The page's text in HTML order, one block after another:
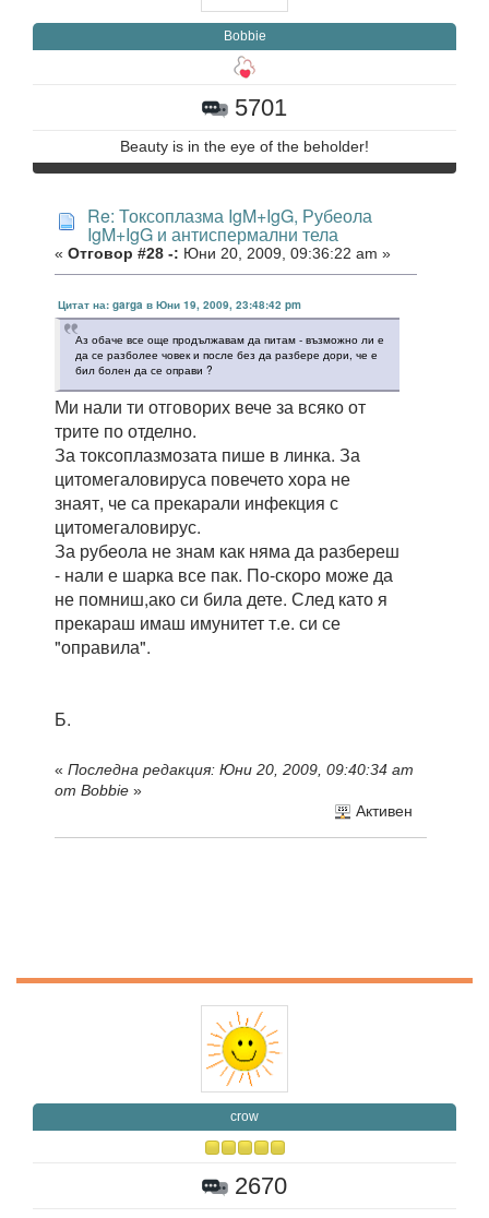
Bobbie
5701
Beauty is in the eye of the beholder!
Re: Токсоплазма IgM+IgG, Рубеола
IgM+IgG и антиспермални тела
« Отговор #28 -: Юни 20, 2009, 09:36:22 am »
Цитат на: garga в Юни 19, 2009, 23:48:42 pm
Аз обаче все още продължавам да питам - възможно ли е
да се разболее човек и после без да разбере дори, че е
бил болен да се оправи ?
Ми нали ти отговорих вече за всяко от
трите по отделно.
За токсоплазмозата пише в линка. За
цитомегаловируса повечето хора не
знаят, че са прекарали инфекция с
цитомегаловирус.
За рубеола не знам как няма да разбереш
- нали е шарка все пак. По-скоро може да
не помниш,ако си била дете. След като я
прекараш имаш имунитет т.е. си се
"оправила".
Б.
« Последна редакция: Юни 20, 2009, 09:40:34 am
от Bobbie »
Активен
crow
2670